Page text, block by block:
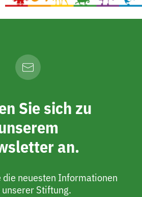
Sie sich zu
an.
die neuesten Informationen
unserer Stiftung.